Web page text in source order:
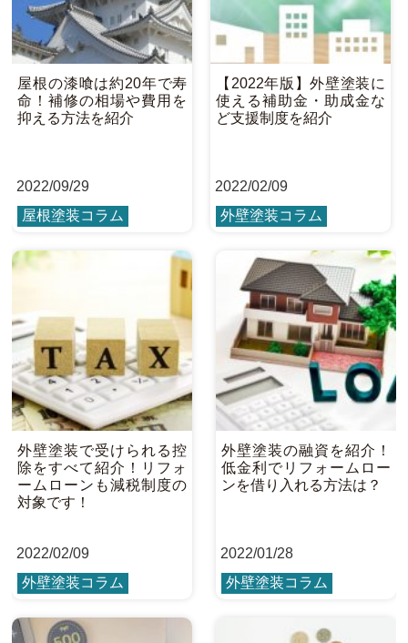
屋根の漆喰は約20年で寿
命！補修の相場や費用を
抑える方法を紹介
2022/09/29
屋根塗装コラム
【2022年版】外壁塗装に
使える補助金・助成金な
ど支援制度を紹介
2022/02/09
外壁塗装コラム
外壁塗装で受けられる控
除をすべて紹介！リフォ
ームローンも減税制度の
対象です！
2022/02/09
外壁塗装コラム
外壁塗装の融資を紹介！
低金利でリフォームロー
ンを借り入れる方法は？
2022/01/28
外壁塗装コラム